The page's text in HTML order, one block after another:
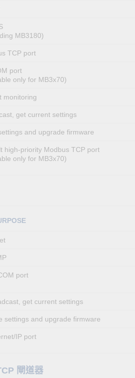
MB3180)
TCP port
port
only for MB3x70)
monitoring
get current settings
and upgrade firmware
high-priority Modbus TCP port
only for MB3x70)
port
get current settings
settings and upgrade firmware
IP port
閘道器